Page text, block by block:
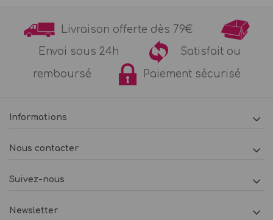
Livraison offerte dès 79€
Envoi sous 24h
Satisfait ou
remboursé
Paiement sécurisé
Informations
Nous contacter
Suivez-nous
Newsletter